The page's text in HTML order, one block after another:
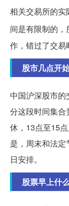
相关交易所的
间是有限制的，
作，错过了交易
股市几点开
中国沪深股市
分这段时间集
休，13点至15
是，周末和法
日安排。
股票早上什